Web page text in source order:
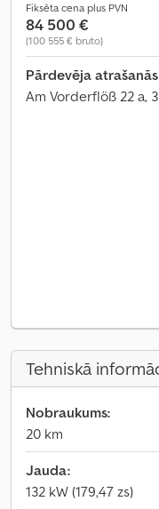
Fiksēta cena plus PVN
84 500 €
(100 555 € bruto)
Pārdevēja
Am Vorderflöß 22 a,
Tehniskā
Nobraukums:
20 km
Jauda:
132 kW (179,47 zs)